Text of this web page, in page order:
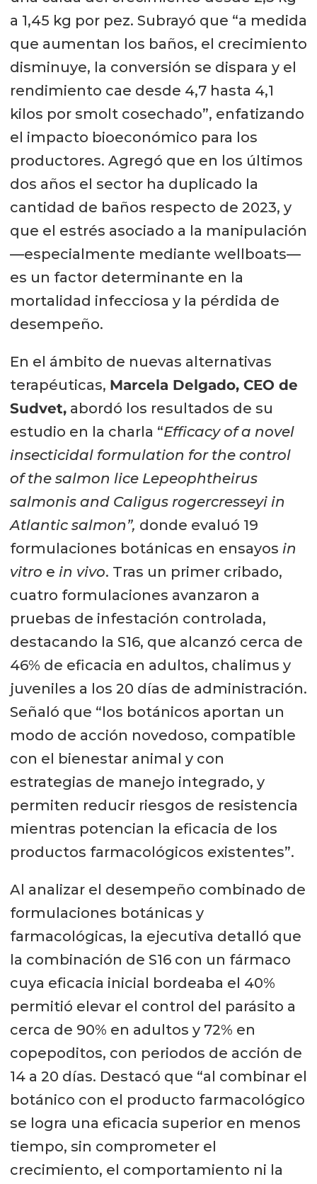
a 1,45 kg por pez. Subrayó que “a medida
que aumentan los baños, el crecimiento
disminuye, la conversión se dispara y el
rendimiento cae desde 4,7 hasta 4,1
kilos por smolt cosechado”, enfatizando
el impacto bioeconómico para los
productores. Agregó que en los últimos
dos años el sector ha duplicado la
cantidad de baños respecto de 2023, y
que el estrés asociado a la manipulación
—especialmente mediante wellboats—
es un factor determinante en la
mortalidad infecciosa y la pérdida de
desempeño.
En el ámbito de nuevas alternativas
terapéuticas, Marcela Delgado, CEO de
Sudvet,abordó los resultados de su
estudio en la charla “Efficacy of a novel
insecticidal formulation for the control
of the salmon lice Lepeophtheirus
salmonis and Caligus rogercresseyi in
Atlantic salmon”, donde evaluó 19
formulaciones botánicas en ensayos in
vitro e in vivo. Tras un primer cribado,
cuatro formulaciones avanzaron a
pruebas de infestación controlada,
destacando la S16, que alcanzó cerca de
46% de eficacia en adultos, chalimus y
juveniles a los 20 días de administración.
Señaló que “los botánicos aportan un
modo de acción novedoso, compatible
con el bienestar animal y con
estrategias de manejo integrado, y
permiten reducir riesgos de resistencia
mientras potencian la eficacia de los
productos farmacológicos existentes”.
Al analizar el desempeño combinado de
formulaciones botánicas y
farmacológicas, la ejecutiva detalló que
la combinación de S16 con un fármaco
cuya eficacia inicial bordeaba el 40%
permitió elevar el control del parásito a
cerca de 90% en adultos y 72% en
copepoditos, con periodos de acción de
14 a 20 días. Destacó que “al combinar el
botánico con el producto farmacológico
se logra una eficacia superior en menos
tiempo, sin comprometer el
crecimiento, el comportamiento ni la